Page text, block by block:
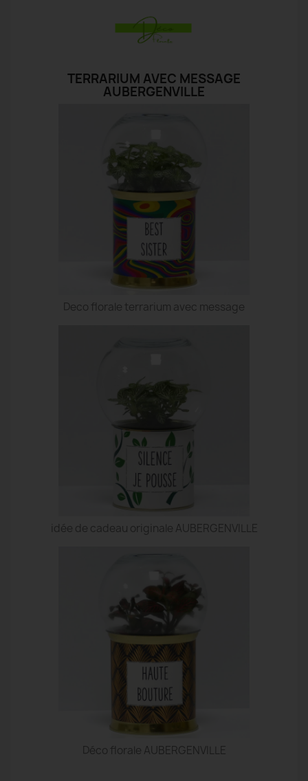
TERRARIUM AVEC MESSAGE
AUBERGENVILLE
Deco florale terrarium avec message
idée de cadeau originale AUBERGENVILLE
Déco florale AUBERGENVILLE